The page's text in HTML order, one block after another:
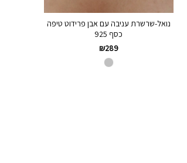
נואל-שרשרת עניבה עם אבן פרידוט טיפה
כסף 925
₪289